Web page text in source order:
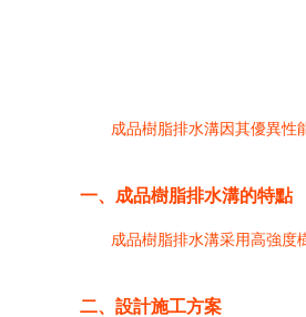
成品樹脂排水溝因其優異性
一、成品樹脂排水溝的特點
成品樹脂排水溝采用高強度
二、設計施工方案